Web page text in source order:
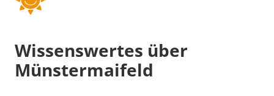
Wissenswertes über
Münstermaifeld